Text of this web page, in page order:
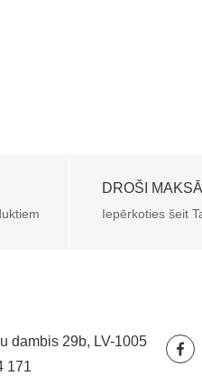
DROŠI
Iepērkoties šeit
dambis 29b, LV-1005
171